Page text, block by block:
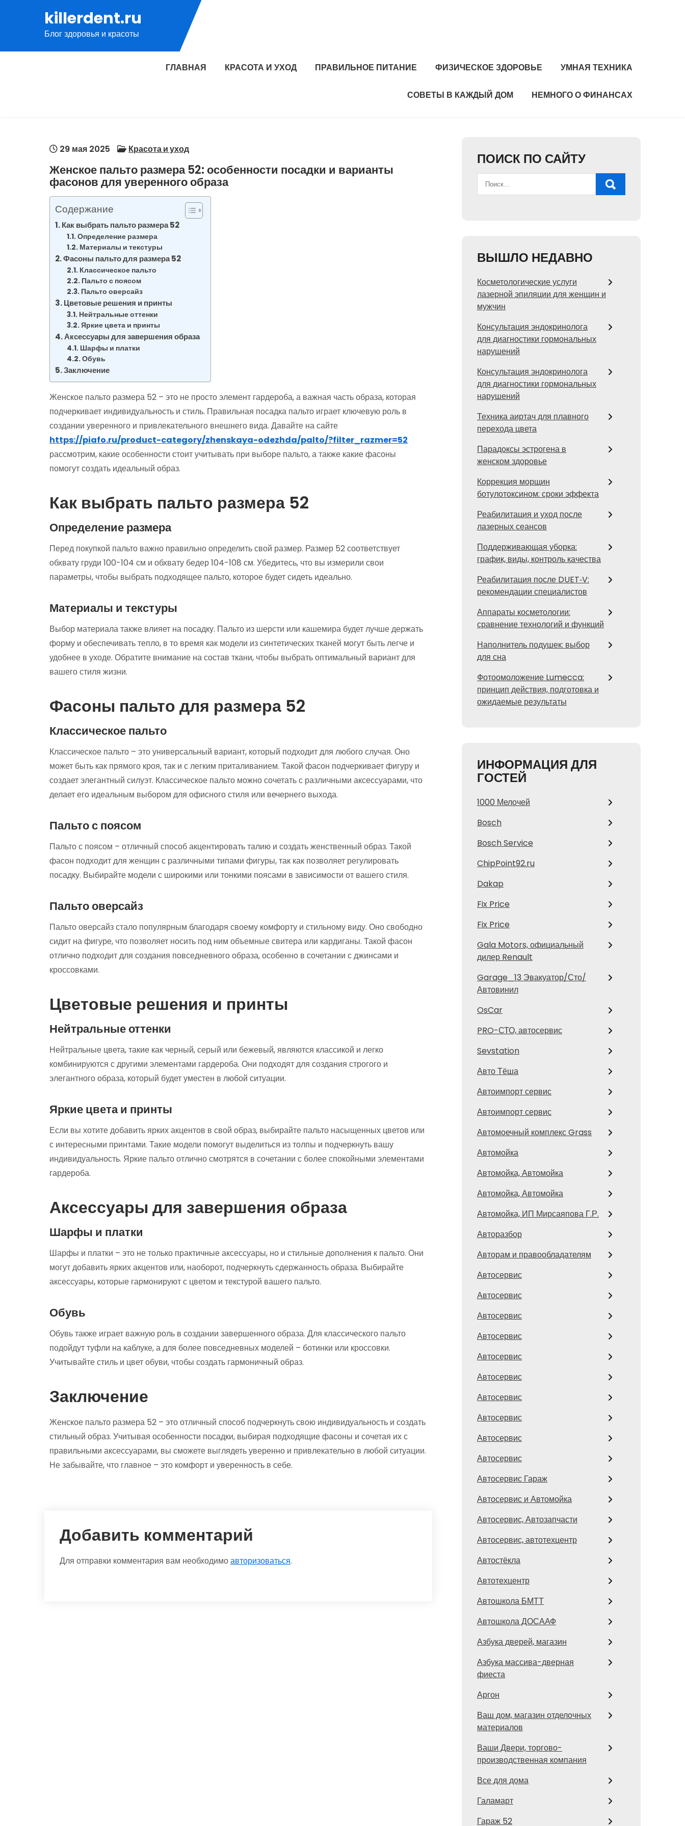
содержимому
killerdent.ru
Блог здоровья и красоты
ГЛАВНАЯ КРАСОТА И УХОД ПРАВИЛЬНОЕ ПИТАНИЕ ФИЗИЧЕСКОЕ ЗДОРОВЬЕ УМНАЯ ТЕХНИКА
СОВЕТЫ В КАЖДЫЙ ДОМ НЕМНОГО О ФИНАНСАХ
29 мая 2025 Красота и уход
Женское пальто размера 52: особенности посадки и варианты
фасонов для уверенного образа
Содержание
Как выбрать пальто размера 52
Определение размера
Материалы и текстуры
Фасоны пальто для размера 52
Классическое пальто
Пальто с поясом
Пальто оверсайз
Цветовые решения и принты
Нейтральные оттенки
Яркие цвета и принты
Аксессуары для завершения образа
Шарфы и платки
Обувь
Заключение
Женское пальто размера 52 – это не просто элемент гардероба, а важная часть образа, которая
подчеркивает индивидуальность и стиль. Правильная посадка пальто играет ключевую роль в
создании уверенного и привлекательного внешнего вида. Давайте на сайте
https://piafo.ru/product-category/zhenskaya-odezhda/palto/?filter_razmer=52
рассмотрим, какие особенности стоит учитывать при выборе пальто, а также какие фасоны
помогут создать идеальный образ.
Как выбрать пальто размера 52
Определение размера
Перед покупкой пальто важно правильно определить свой размер. Размер 52 соответствует
обхвату груди 100-104 см и обхвату бедер 104-108 см. Убедитесь, что вы измерили свои
параметры, чтобы выбрать подходящее пальто, которое будет сидеть идеально.
Материалы и текстуры
Выбор материала также влияет на посадку. Пальто из шерсти или кашемира будет лучше держать
форму и обеспечивать тепло, в то время как модели из синтетических тканей могут быть легче и
удобнее в уходе. Обратите внимание на состав ткани, чтобы выбрать оптимальный вариант для
вашего стиля жизни.
Фасоны пальто для размера 52
Классическое пальто
Классическое пальто – это универсальный вариант, который подходит для любого случая. Оно
может быть как прямого кроя, так и с легким приталиванием. Такой фасон подчеркивает фигуру и
создает элегантный силуэт. Классическое пальто можно сочетать с различными аксессуарами, что
делает его идеальным выбором для офисного стиля или вечернего выхода.
Пальто с поясом
Пальто с поясом – отличный способ акцентировать талию и создать женственный образ. Такой
фасон подходит для женщин с различными типами фигуры, так как позволяет регулировать
посадку. Выбирайте модели с широкими или тонкими поясами в зависимости от вашего стиля.
Пальто оверсайз
Пальто оверсайз стало популярным благодаря своему комфорту и стильному виду. Оно свободно
сидит на фигуре, что позволяет носить под ним объемные свитера или кардиганы. Такой фасон
отлично подходит для создания повседневного образа, особенно в сочетании с джинсами и
кроссовками.
Цветовые решения и принты
Нейтральные оттенки
Нейтральные цвета, такие как черный, серый или бежевый, являются классикой и легко
комбинируются с другими элементами гардероба. Они подходят для создания строгого и
элегантного образа, который будет уместен в любой ситуации.
Яркие цвета и принты
Если вы хотите добавить ярких акцентов в свой образ, выбирайте пальто насыщенных цветов или
с интересными принтами. Такие модели помогут выделиться из толпы и подчеркнуть вашу
индивидуальность. Яркие пальто отлично смотрятся в сочетании с более спокойными элементами
гардероба.
Аксессуары для завершения образа
Шарфы и платки
Шарфы и платки – это не только практичные аксессуары, но и стильные дополнения к пальто. Они
могут добавить ярких акцентов или, наоборот, подчеркнуть сдержанность образа. Выбирайте
аксессуары, которые гармонируют с цветом и текстурой вашего пальто.
Обувь
Обувь также играет важную роль в создании завершенного образа. Для классического пальто
подойдут туфли на каблуке, а для более повседневных моделей – ботинки или кроссовки.
Учитывайте стиль и цвет обуви, чтобы создать гармоничный образ.
Заключение
Женское пальто размера 52 – это отличный способ подчеркнуть свою индивидуальность и создать
стильный образ. Учитывая особенности посадки, выбирая подходящие фасоны и сочетая их с
правильными аксессуарами, вы сможете выглядеть уверенно и привлекательно в любой ситуации.
Не забывайте, что главное – это комфорт и уверенность в себе.
Добавить комментарий
Для отправки комментария вам необходимоавторизоваться.
ПОИСК ПО САЙТУ
ВЫШЛО НЕДАВНО
Косметологические услуги
лазерной эпиляции для женщин и
мужчин
Консультация эндокринолога
для диагностики гормональных
нарушений
Консультация эндокринолога
для диагностики гормональных
нарушений
Техника аиртач для плавного
перехода цвета
Парадоксы эстрогена в
женском здоровье
Коррекция морщин
ботулотоксином: сроки эффекта
Реабилитация и уход после
лазерных сеансов
Поддерживающая уборка:
график, виды, контроль качества
Реабилитация после DUET‑V:
рекомендации специалистов
Аппараты косметологии:
сравнение технологий и функций
Наполнитель подушек: выбор
для сна
Фотоомоложение Lumecca:
принцип действия, подготовка и
ожидаемые результаты
ИНФОРМАЦИЯ ДЛЯ
ГОСТЕЙ
1000 Мелочей
Bosch
Bosch Service
ChipPoint92.ru
Dakap
Fix Price
Fix Price
Gala Motors, официальный
дилер Renault
Garage_13 Эвакуатор/Сто/
Автовинил
OsCar
PRO-СТО, автосервис
Sevstation
Авто Тёша
Автоимпорт сервис
Автоимпорт сервис
Автомоечный комплекс Grass
Автомойка
Автомойка, Автомойка
Автомойка, Автомойка
Автомойка, ИП Мирсаяпова Г.Р.
Авторазбор
Авторам и правообладателям
Автосервис
Автосервис
Автосервис
Автосервис
Автосервис
Автосервис
Автосервис
Автосервис
Автосервис
Автосервис
Автосервис Гараж
Автосервис и Автомойка
Автосервис, Автозапчасти
Автосервис, автотехцентр
Автостёкла
Автотехцентр
Автошкола БМТТ
Автошкола ДОСААФ
Азбука дверей, магазин
Азбука массива-дверная
фиеста
Аргон
Ваш дом, магазин отделочных
материалов
Ваши Двери, торгово-
производственная компания
Все для дома
Галамарт
Гараж 52